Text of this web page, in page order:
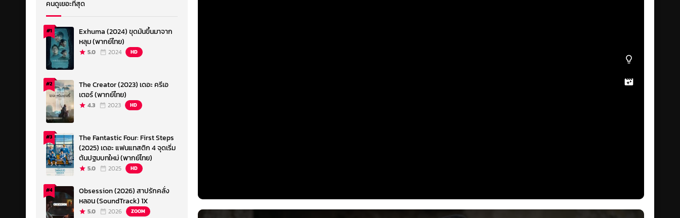
คนดูเยอะที่สุด
#1
Exhuma (2024) ขุดมันขึ้นมาจาก
หลุม (พากย์ไทย)
5.0 2024 HD
#2
The Creator (2023) เดอะ ครีเอ
เตอร์ (พากย์ไทย)
4.3 2023 HD
#3
The Fantastic Four: First Steps
(2025) เดอะ แฟนแทสติก 4 จุดเริ่ม
ต้นปฐมบทใหม่ (พากย์ไทย)
5.0 2025 HD
#4
Obsession (2026) สาปรักคลั่ง
หลอน (SoundTrack) 1X
5.0 2026 ZOOM